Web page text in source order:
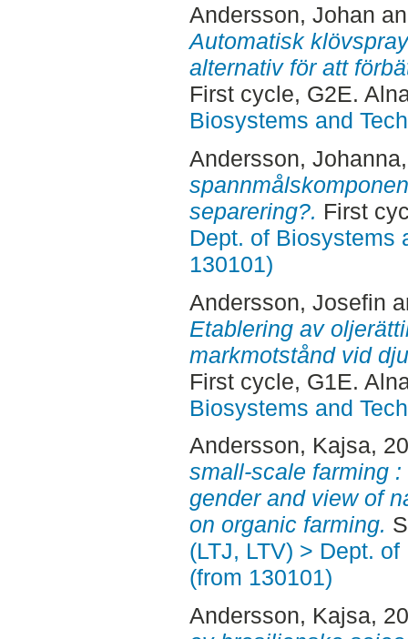
Andersson, Johan
Automatisk
alternativ för att
First cycle, G2E.
Biosystems and
Andersson, Johanna
separering?. First
Dept. of Biosystems
130101)
Andersson, Josefin
Etablering av
markmotstånd vid
First cycle, G1E.
Biosystems and
Andersson, Kajsa,
small-scale farming :
gender and view of
on organic farming.
(LTJ, LTV) > Dept.
(from 130101)
Andersson, Kajsa,